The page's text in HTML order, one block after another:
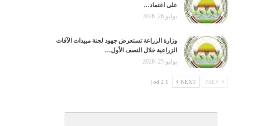
على اعتماد…
يوليو 26, 2026
وزارة الزراعة تستعرض جهود لجنة مبيدات الآفات
الزراعية خلال النصف الأول…
يوليو 25, 2026
NEXT
1 od 2 |